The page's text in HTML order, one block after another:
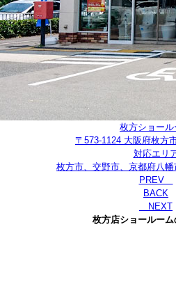
枚方ショール
〒573-1124 大阪府枚方
対応エリ
枚方市、交野市、京都府八
PREV
BACK
NEXT
枚方店ショールーム